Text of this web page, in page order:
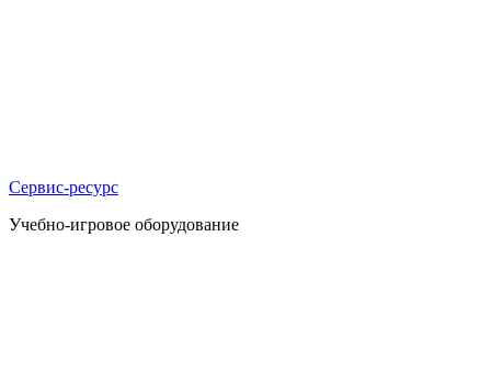
Сервис-ресурс
Учебно-игровое оборудование